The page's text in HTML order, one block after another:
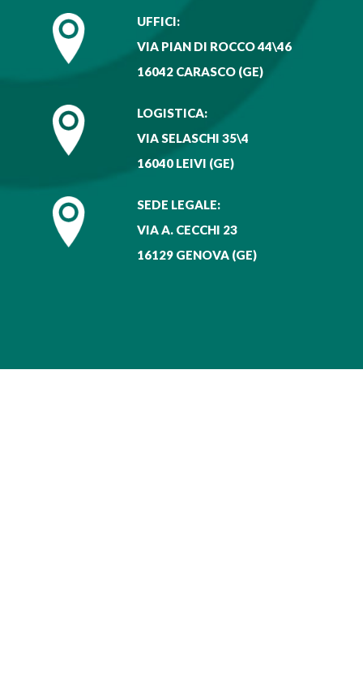
UFFICI:
VIA PIAN DI ROCCO 44\46
16042 CARASCO (GE)
LOGISTICA:
VIA SELASCHI 35\4
16040 LEIVI (GE)
SEDE LEGALE:
VIA A. CECCHI 23
16129 GENOVA (GE)